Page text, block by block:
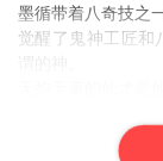
墨循带着八奇技之
觉醒了鬼神工匠和